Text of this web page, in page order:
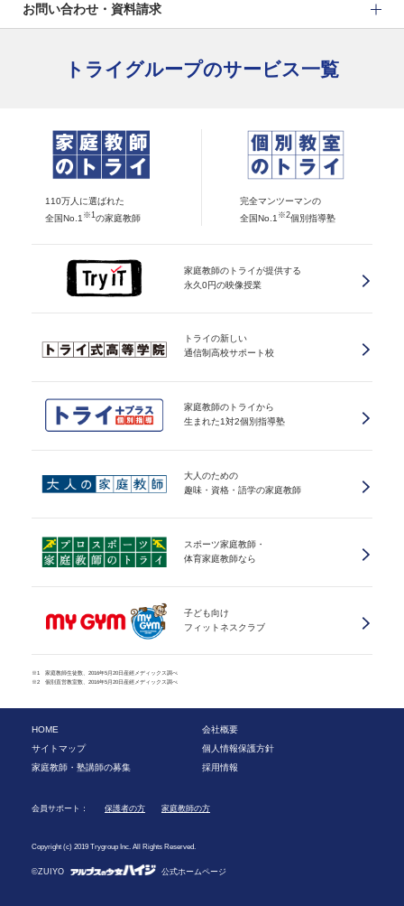
お問い合わせ・資料請求
トライグループのサービス一覧
110万人に選ばれた
全国No.1 ※1 の家庭教師
完全マンツーマンの
全国No.1 ※2個別指導塾
家庭教師のトライが提供する
永久0円の映像授業
トライの新しい
通信制高校サポート校
家庭教師のトライから
生まれた1対2個別指導塾
大人のための
趣味・資格・語学の家庭教師
スポーツ家庭教師・
体育家庭教師なら
子ども向け
フィットネスクラブ
※1 家庭教師生徒数、2016年5月20日産經メディックス調べ
※2 個別直営教室数、2016年5月20日産經メディックス調べ
HOME
会社概要
サイトマップ
個人情報保護方針
家庭教師・塾講師の募集
採用情報
会員サポート： 保護者の方 家庭教師の方
Copyright (c) 2019 Trygroup Inc. All Rights Reserved.
©ZUIYO 公式ホームページ